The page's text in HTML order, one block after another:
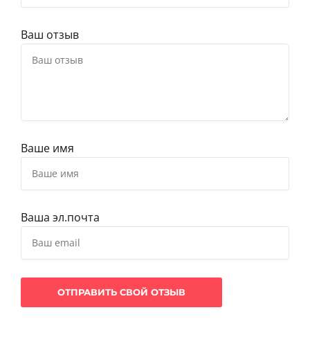
Ваш отзыв
Ваше имя
Ваша эл.почта